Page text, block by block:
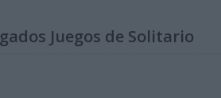
Juegos de Solitario